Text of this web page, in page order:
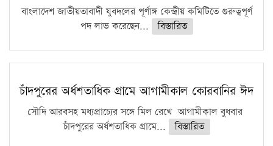
ফরিদগঞ্জে আগুনে পুড়লো ৬ ব্যবসা প্রতিষ্ঠান
বাংলাদেশ জাতীয়তাবাদী যুবদলের পূর্ণাঙ্গ কেন্দ্রীয় কমিটিতে গুরুত্বপূর্ণ
পদ লাভ করেছেন...
বিস্তারিত
চাঁদপুরের অর্ধশতাধিক গ্রামে আগামীকাল কোরবানির ঈদ
সৌদি আরবসহ মধ্যপ্রাচ্যের সঙ্গে মিল রেখে আগামীকাল বুধবার
চাঁদপুরের অর্ধশতাধিক গ্রামে...
বিস্তারিত